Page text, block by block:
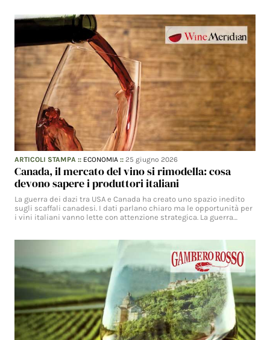
ARTICOLI STAMPA :: ECONOMIA ::25 giugno 2026
Canada, il mercato del vino si rimodella: cosa
devono sapere i produttori italiani
La guerra dei dazi tra USA e Canada ha creato uno spazio inedito
sugli scaffali canadesi. I dati parlano chiaro ma le opportunità per
i vini italiani vanno lette con attenzione strategica. La guerra…